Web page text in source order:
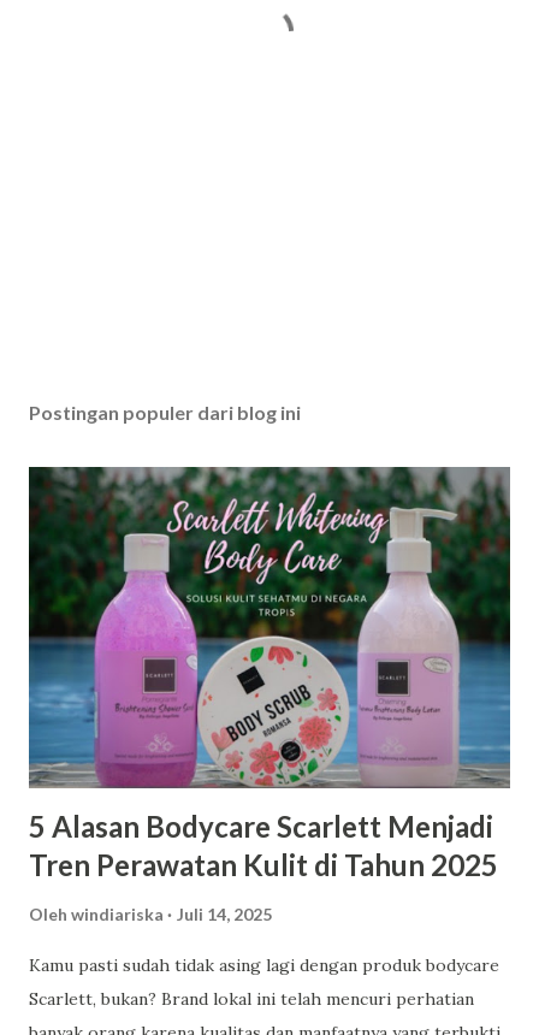
Postingan populer dari blog ini
5 Alasan Bodycare Scarlett Menjadi
Tren Perawatan Kulit di Tahun 2025
Oleh windiariska Juli 14, 2025
Kamu pasti sudah tidak asing lagi dengan produk bodycare
Scarlett, bukan? Brand lokal ini telah mencuri perhatian